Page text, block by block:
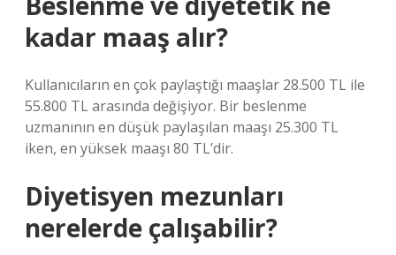
kadar maaş alır?
Kullanıcıların en çok paylaştığı maaşlar 28.500 TL ile
55.800 TL arasında değişiyor. Bir beslenme
uzmanının en düşük paylaşılan maaşı 25.300 TL
iken, en yüksek maaşı 80 TL’dir.
Diyetisyen mezunları
nerelerde çalışabilir?